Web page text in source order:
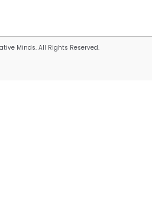
Minds. All Rights Reserved.